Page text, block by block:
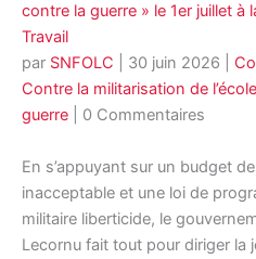
contre la guerre » le 1er juillet à
Travail
par SNFOLC 30 juin 2026
Contre la militarisation de
guerre | 0 Commentaires
En s’appuyant sur un budget
inacceptable et une loi de
militaire liberticide, le
Lecornu fait tout pour diriger la